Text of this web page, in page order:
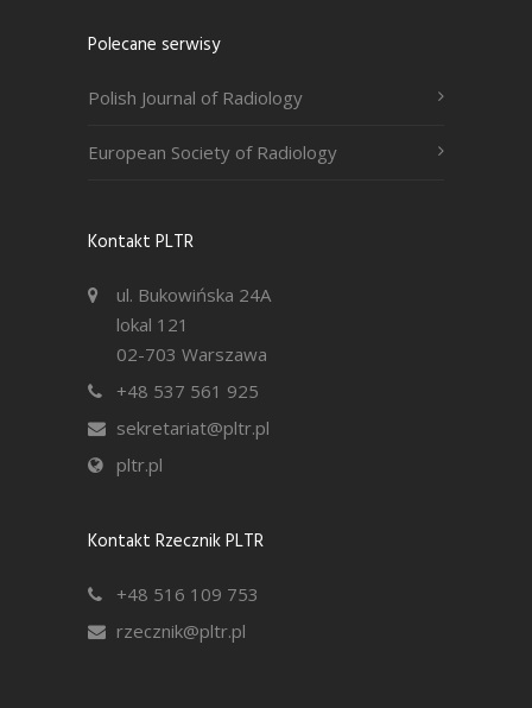
Polecane serwisy
Polish Journal of Radiology
European Society of Radiology
Kontakt PLTR
ul. Bukowińska 24A
lokal 121
02-703 Warszawa
+48 537 561 925
sekretariat@pltr.pl
pltr.pl
Kontakt Rzecznik PLTR
+48 516 109 753
rzecznik@pltr.pl